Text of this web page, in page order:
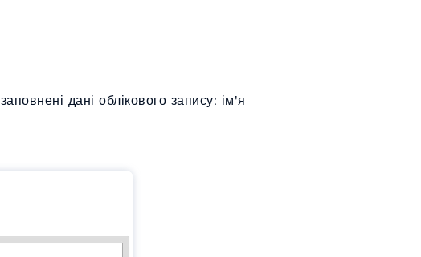
дані облікового запису: ім'я